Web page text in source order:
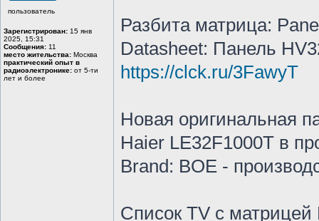
пользователь
Зарегистрирован: 15 янв
2025, 15:31
Сообщения: 11
место жительства: Москва
практический опыт в
радиоэлектронике: от 5-ти
лет и более
Разбита матрица:
Datasheet: Панель
https://clck.ru/3FawyT
Новая оригинальная
Haier LE32F1000T в
Brand: BOE -
Список TV с